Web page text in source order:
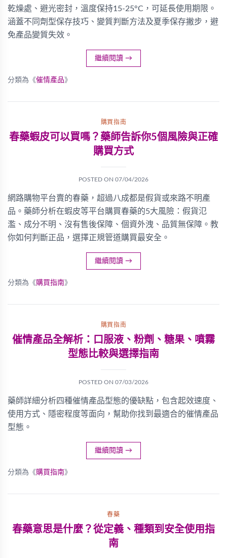
乾燥處、避光密封，溫度保持15-25°C，可延長使用期限。
涵蓋不同劑型保存技巧、變質判斷方法及夏季保存撇步，避
免產品變質失效。
繼續閱讀 →
分類為《催情產品》
購買指南
春藥蝦皮可以買嗎？藥師告訴你5個風險與正確
購買方式
POSTED ON 07/04/2026
網路購物平台賣的春藥，超過八成都是假貨或來路不明產
品。藥師分析在蝦皮等平台購買春藥的5大風險：假貨氾
濫、成分不明、沒有售後保障、個資外洩、品質無保障。教
你如何判斷正品，選擇正規管道購買最安全。
繼續閱讀 →
分類為《購買指南》
購買指南
催情產品全解析：口服液、粉劑、糖果、噴霧
型態比較與選擇指南
POSTED ON 07/03/2026
藥師詳細分析四種催情產品型態的優缺點，包含起效速度、
使用方式、隱密程度等面向，幫助你找到最適合的催情產品
型態。
繼續閱讀 →
分類為《購買指南》
春藥
春藥意思是什麼？從定義、種類到安全使用指
南